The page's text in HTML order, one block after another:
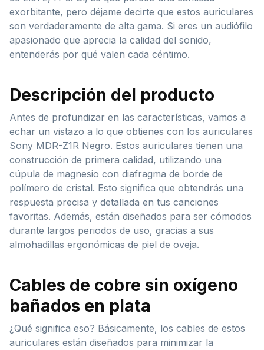
exorbitante, pero déjame decirte que estos auriculares
son verdaderamente de alta gama. Si eres un audiófilo
apasionado que aprecia la calidad del sonido,
entenderás por qué valen cada céntimo.
Descripción del producto
Antes de profundizar en las características, vamos a
echar un vistazo a lo que obtienes con los auriculares
Sony MDR-Z1R Negro. Estos auriculares tienen una
construcción de primera calidad, utilizando una
cúpula de magnesio con diafragma de borde de
polímero de cristal. Esto significa que obtendrás una
respuesta precisa y detallada en tus canciones
favoritas. Además, están diseñados para ser cómodos
durante largos periodos de uso, gracias a sus
almohadillas ergonómicas de piel de oveja.
Cables de cobre sin oxígeno
bañados en plata
¿Qué significa eso? Básicamente, los cables de estos
auriculares están diseñados para minimizar la